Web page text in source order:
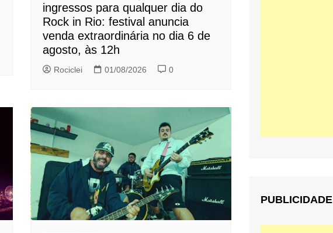
ingressos para qualquer dia do
Rock in Rio: festival anuncia
venda extraordinária no dia 6 de
agosto, às 12h
Rociclei 01/08/2026 0
PUBLICIDADE